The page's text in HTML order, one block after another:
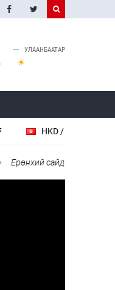
УЛААНБААТАР
HKD / 462.1₮
сайд БНХАУ-аас сар